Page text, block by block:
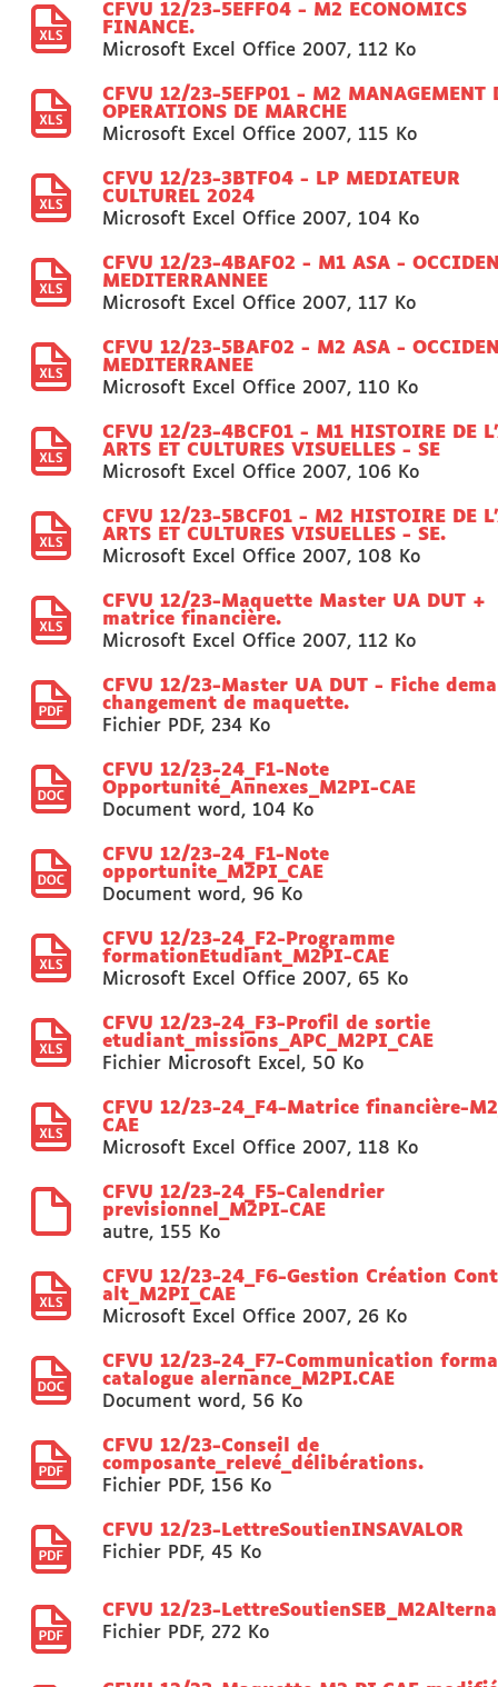
CFVU 12/23-5EFF04 - M2 ECONOMICS
FINANCE.
Microsoft Excel Office 2007, 112 Ko
CFVU 12/23-5EFP01 - M2 MANAGEMENT
OPERATIONS DE MARCHE
Microsoft Excel Office 2007, 115 Ko
CFVU 12/23-3BTF04 - LP MEDIATEUR
CULTUREL 2024
Microsoft Excel Office 2007, 104 Ko
CFVU 12/23-4BAF02 - M1 ASA -
MEDITERRANNEE
Microsoft Excel Office 2007, 117 Ko
CFVU 12/23-5BAF02 - M2 ASA -
MEDITERRANEE
Microsoft Excel Office 2007, 110 Ko
CFVU 12/23-4BCF01 - M1 HISTOIRE DE
ARTS ET CULTURES VISUELLES - SE
Microsoft Excel Office 2007, 106 Ko
CFVU 12/23-5BCF01 - M2 HISTOIRE DE
ARTS ET CULTURES VISUELLES - SE.
Microsoft Excel Office 2007, 108 Ko
CFVU 12/23-Maquette Master UA DUT +
matrice financière.
Microsoft Excel Office 2007, 112 Ko
CFVU 12/23-Master UA DUT - Fiche
changement de maquette.
Fichier PDF, 234 Ko
CFVU 12/23-24_F1-Note
Opportunité_Annexes_M2PI-CAE
Document word , 104 Ko
CFVU 12/23-24_F1-Note
opportunite_M2PI_CAE
Document word , 96 Ko
CFVU 12/23-24_F2-Programme
formationEtudiant_M2PI-CAE
Microsoft Excel Office 2007, 65 Ko
CFVU 12/23-24_F3-Profil de sortie
etudiant_missions_APC_M2PI_CAE
Fichier Microsoft Excel , 50 Ko
CFVU 12/23-24_F4-Matrice financière-
CAE
Microsoft Excel Office 2007, 118 Ko
CFVU 12/23-24_F5-Calendrier
previsionnel_M2PI-CAE
autre, 155 Ko
CFVU 12/23-24_F6-Gestion Création
alt_M2PI_CAE
Microsoft Excel Office 2007, 26 Ko
CFVU 12/23-24_F7-Communication
catalogue alernance_M2PI.CAE
Document word , 56 Ko
CFVU 12/23-Conseil de
composante_relevé_délibérations.
Fichier PDF, 156 Ko
CFVU 12/23-LettreSoutienINSAVALOR
Fichier PDF, 45 Ko
CFVU 12/23-
Fichier PDF, 272 Ko